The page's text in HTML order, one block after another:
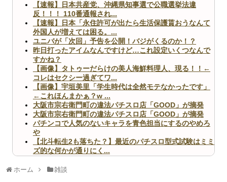
【速報】日本共産党、沖縄県知事選で公職選挙法違
反！！！ 110番通報され...
【速報】日本「永住許可が出たら生活保護貰おうなんて
外国人が増えては困る。...
ユニバが「次回」予告を公開！バジがくるのか！？
昨日打ったアイムなんですけど…これ設定いくつなんで
すかね？
【画像】タトゥーだらけの美人海鮮料理人、現る！！←
コレはセクシー過ぎてワ...
【画像】宇垣美里「学生時代は全然モテなかったです」
←これほんまかぁ？w ...
大阪市宗右衛門町の違法パチスロ店「GOOD」が摘発
大阪市宗右衛門町の違法パチスロ店「GOOD」が摘発
パチンコで人気のないキャラを青色担当にするのやめろ
や
【北斗転生2も落ちた？】最近のパチスロ型式試験はミミ
ズ的な何かが通りにく...
いヤバいか教えて？...
ホーム 雑談